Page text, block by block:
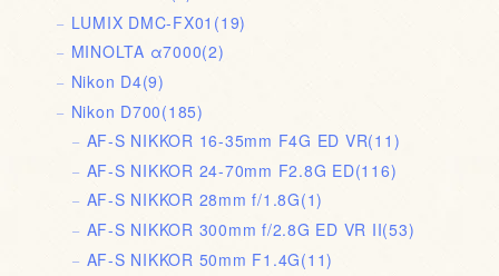
LUMIX DMC-FX01 (19)
MINOLTA α7000(2)
Nikon D4(9)
Nikon D700(185)
AF-S NIKKOR 16-35mm F4G ED VR(11)
AF-S NIKKOR 24-70mm F2.8G ED(116)
AF-S NIKKOR 28mm f/1.8G(1)
AF-S NIKKOR 300mm f/2.8G ED VR II(53)
AF-S NIKKOR 50mm F1.4G(11)